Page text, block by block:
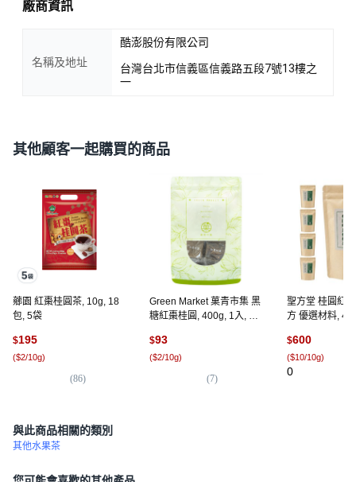
廠商資訊
名稱及地址
酷澎股份有限公司
台灣台北市信義區信義路五段7號13樓之
一
其他顧客一起購買的商品
薌園 紅棗桂圓茶, 10g, 18
包, 5袋
$195
($2/10g)
(86)
Green Market 菓青市集 黑
糖紅棗桂圓, 400g, 1入, 1
$93
($2/10g)
(7)
聖方堂 桂圓紅
方 優選材料,
$600
($10/10g)
0
與此商品相關的類別
其他水果茶